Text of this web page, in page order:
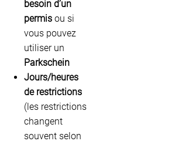
besoin d’un
permis ou si
vous pouvez
utiliser un
Parkschein
Jours/heures
de restrictions
(les restrictions
changent
souvent selon